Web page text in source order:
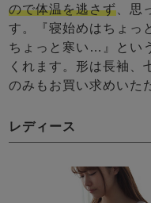
ので体温を逃さず 、
す。『寝始めはちょっ
ちょっと寒い…』とい
くれます。形は長袖、
のみもお買い求めいた
レディース